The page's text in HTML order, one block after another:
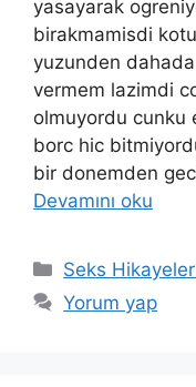
yasayarak
birakmamisdi
yuzunden
vermem lazimdi
olmuyordu cunku
borc hic
bir donemden
Devamını oku
Kategoriler
Seks
Yorum yap